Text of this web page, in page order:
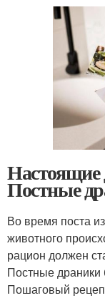
Настоящие
Постные
Во время поста
животного
рацион должен
Постные
Пошаговый